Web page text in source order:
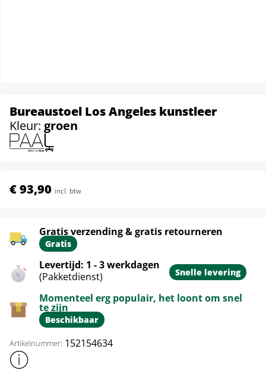
Bureaustoel Los Angeles kunstleer
Kleur: groen
€ 93,90 incl. btw
Gratis verzending & gratis retourneren
Gratis
Levertijd: 1 - 3 werkdagen
(Pakketdienst)
Snelle levering
Momenteel erg populair, het loont om snel
te zijn
Beschikbaar
Artikelnummer: 152154634
Toon meer productinformatie